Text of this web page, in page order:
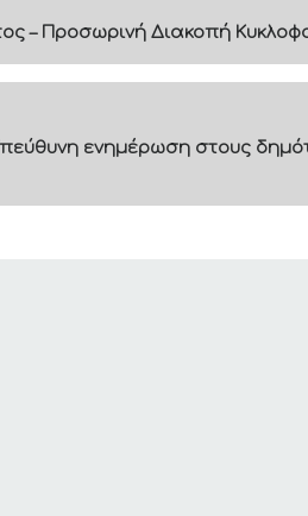
– Προσωρινή Διακοπή
ενημέρωση στους